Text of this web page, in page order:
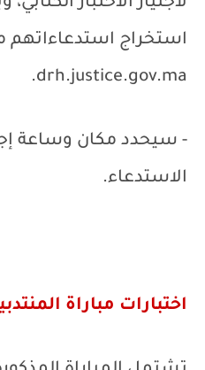
استخراج استدعاءاتهم
drh.justice.gov.ma
.
- سيحدد مكان وساعة
الاستدعاء.
اختبارات مباراة